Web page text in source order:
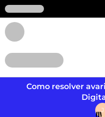
Como resolver
J